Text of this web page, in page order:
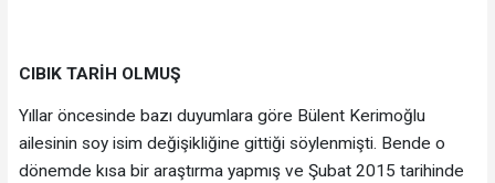
CIBIK TARİH OLMUŞ
Yıllar öncesinde bazı duyumlara göre Bülent Kerimoğlu
ailesinin soy isim değişikliğine gittiği söylenmişti. Bende o
dönemde kısa bir araştırma yapmış ve Şubat 2015 tarihinde